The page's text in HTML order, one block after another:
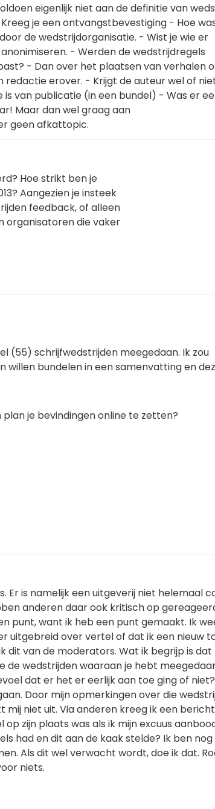
eigenlijk niet aan de definitie van
je een ontvangstbevestiging - Hoe
de wedstrijdorganisatie. - Wist je wie er
- Werden de wedstrijdregels
- Dan over het plaatsen van verhalen
redactie erover. - Krijgt de auteur wel of
van publicatie (in een bundel) - Was er
Maar dan wel graag aan
geen afkattopic.
Hoe strikt ben je
Aangezien je insteek
feedback, of alleen
organisatoren die vaker
(55) schrijfwedstrijden meegedaan. Ik zou
willen bundelen in een samenvatting en
je bevindingen online te zetten?
Er is namelijk een uitgeverij niet helemaal
anderen daar ook kritisch op
punt, want ik heb een punt gemaakt. Ik
uitgebreid over vertel of dat ik een nieuw
dit van de moderators. Wat ik begrijp is dat
de wedstrijden waaraan je hebt
dat er het er eerlijk aan toe ging of
Door mijn opmerkingen over die
mij niet uit. Via anderen kreeg ik een
zijn plaats was als ik mijn excuus
had en dit aan de kaak stelde? Ik ben nog
Als dit wel verwacht wordt, doe ik dat.
niets.